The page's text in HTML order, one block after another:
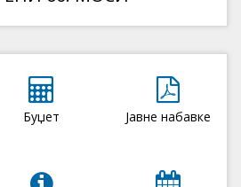
Буџет Јавне набавке